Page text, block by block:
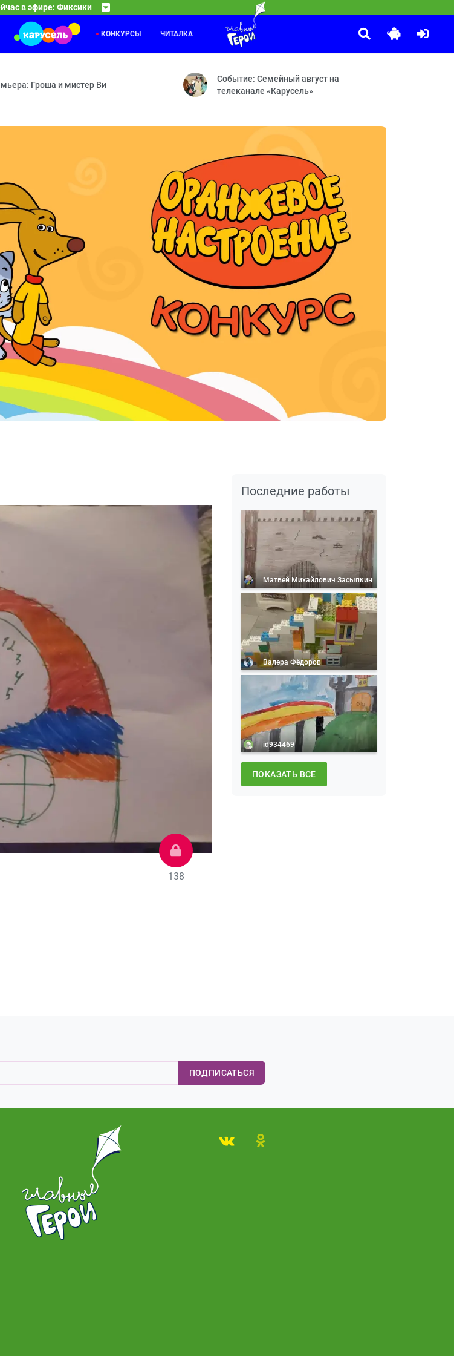
в эфире: Фиксики
Сито — Тренажёр — Зонтик — Утюг — Витамины — Подводная лодка
Пети и Волка
о Странниках в ночи — Дело о Кентавре и счастливой подкове — Дело о Последнем Викинге — Дело о
Маша и Медведь
Круги на траве — Пикник в сиреневых тонах — Званый
КОНКУРСЫ ЧИТАЛКА
Гроша и мистер Ви
Событие: Семейный август на
телеканале «Карусель»
138
Последние работы
Матвей Михайлович Засыпкин
Валера Фёдоров
id934469
ПОКАЗАТЬ ВСЕ
ПОДПИСАТЬСЯ